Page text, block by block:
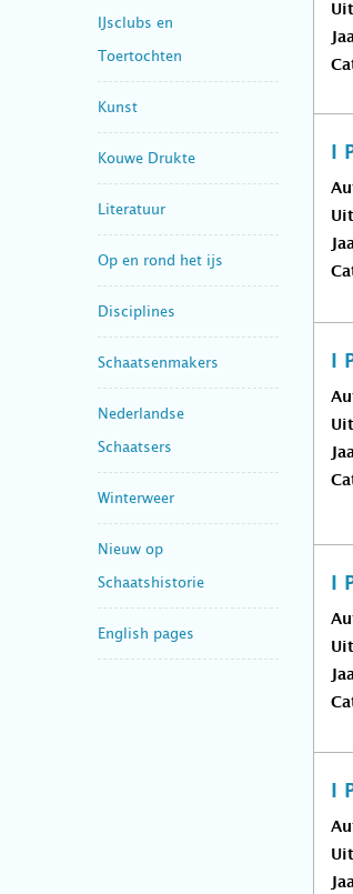
IJsclubs en
Toertochten
Kunst
Kouwe Drukte
Literatuur
Op en rond het ijs
Disciplines
Schaatsenmakers
Nederlandse
Schaatsers
Winterweer
Nieuw op
Schaatshistorie
English pages
I
I
I
I